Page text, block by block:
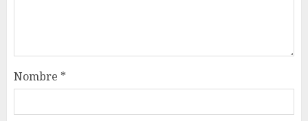
Nombre *